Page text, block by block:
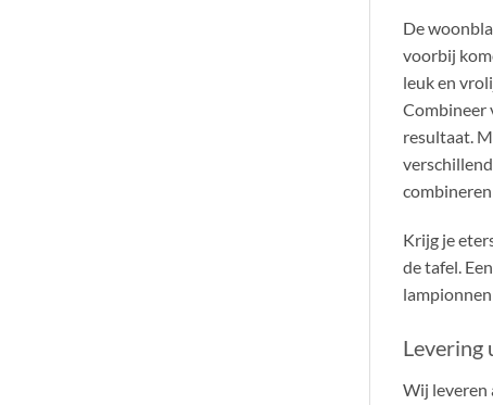
De
voorbij
leuk en
Combineer
resultaat.
combineren
Krijg je
de tafel.
Levering
Wij leveren